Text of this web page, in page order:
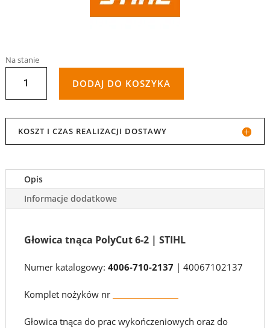
Na stanie
ILOŚĆ
GŁOWICA
TNĄCA
POLYCUT
6-
2
|
STIHL
DODAJ DO KOSZYKA
KOSZT I CZAS REALIZACJI DOSTAWY
Opis
Informacje dodatkowe
Głowica tnąca PolyCut 6-2 | STIHL
Numer katalogowy: 4006-710-2137 | 40067102137
Komplet nożyków nr
Głowica tnąca do prac wykończeniowych oraz do